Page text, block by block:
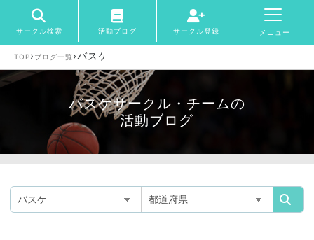
サークル検索 活動ブログ サークル登録 メニュー
TOP› ブログ一覧 ›バスケ
バスケサークル・チームの
活動ブログ